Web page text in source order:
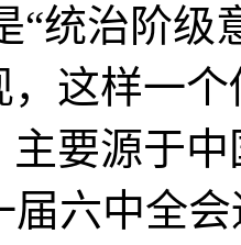
治阶级意
，这样一
主要源于
届六中全